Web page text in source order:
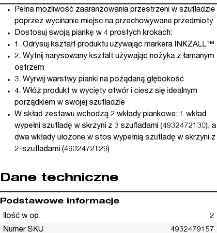
Pełna możliwość zaaranżowania przestrzeni w szufladzie
poprzez wycinanie miejsc na przechowywane przedmioty
Dostosuj swoją piankę w 4 prostych krokach:
1. Odrysuj kształt produktu używając markera INKZALL™
2. Wytnij narysowany ksztalt używając nożyka z łamanym
ostrzem
3. Wyrwij warstwy pianki na pożądaną głębokość
4. Włóż produkt w wycięty otwór i ciesz się idealnym
porządkiem w swojej szufladzie
W skład zestawu wchodzą 2 wkłady piankowe: 1 wkład
wypełni szufladę w skrzyni z 3 szufladami (4932472130), a
dwa wkłady ułożone w stos wypełnią szufladę w skrzyni z
2-szufladami (4932472129)
Dane techniczne
Podstawowe informacje
Ilość w op.
2
Numer SKU
4932479157